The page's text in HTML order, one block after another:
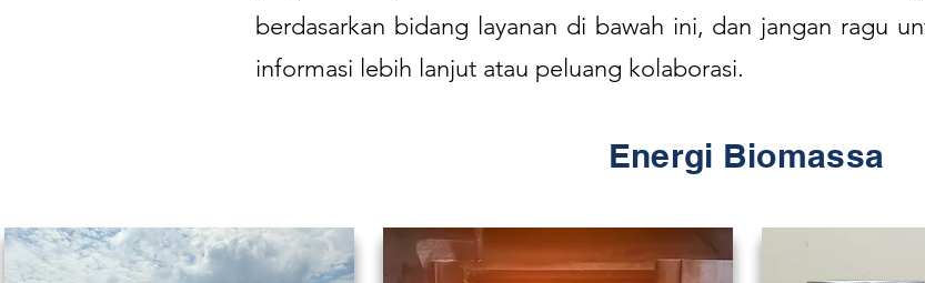
berdasarkan bidang layanan di bawah ini, dan jangan ragu
informasi lebih lanjut atau peluang kolaborasi.
Energi Biomassa